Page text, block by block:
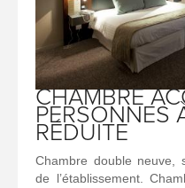
CHAMBRE
PERSONNES
RÉDUITE
Chambre double neuve,
de l’établissement.